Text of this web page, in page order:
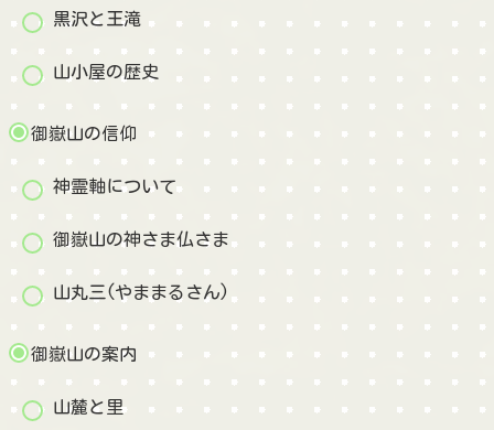
黒沢と王滝
山小屋の歴史
御嶽山の信仰
神霊軸について
御嶽山の神さま仏さま
山丸三(やままるさん)
御嶽山の案内
山麓と里